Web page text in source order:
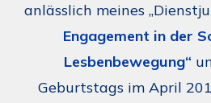
anlässlich meines
Engagement in der
Lesbenbewegung“
Geburtstags im April